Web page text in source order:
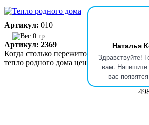
Наталья
Здравствуйте!
вам.
вас
Артикул: 010
0 гр
Артикул: 2369
Когда столько пережито, когда столько
тепло родного дома ценятся по-